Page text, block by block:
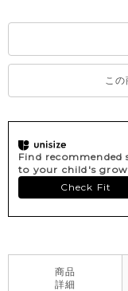
場合がございます。
こ
Find recommended
to your child's
Check Fit
商品
詳細